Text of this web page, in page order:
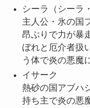
シーラ
（シーラ
主人公・氷の国
昂ぶりで力が暴
ぼれと厄介者扱
う体で炎の悪魔
イサーク
熱砂の国アブハ
持ち主で炎の悪